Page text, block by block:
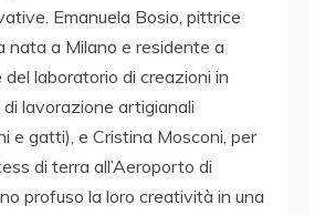
Emanuela Bosio, pittrice
nata a Milano e residente a
del laboratorio di creazioni in
lavorazione artigianali
e gatti), e Cristina Mosconi, per
di terra all’Aeroporto di
profuso la loro creatività in una